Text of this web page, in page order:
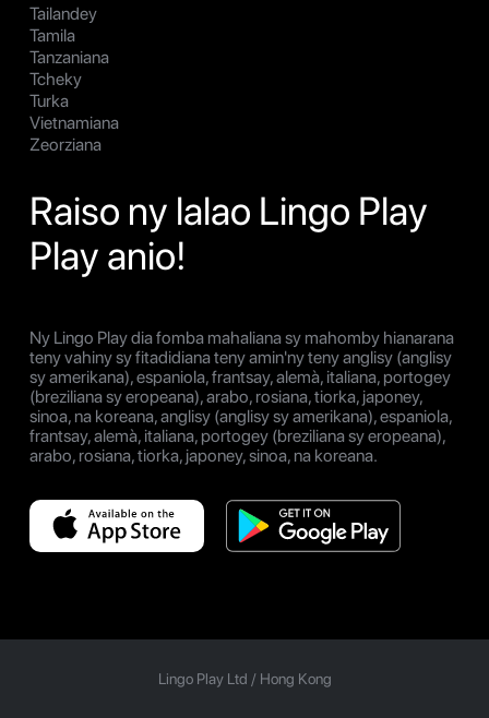
Tailandey
Tamila
Tanzaniana
Tcheky
Turka
Vietnamiana
Zeorziana
Raiso ny lalao Lingo Play
Play anio!
Ny Lingo Play dia fomba mahaliana sy mahomby hianarana
teny vahiny sy fitadidiana teny amin'ny teny anglisy (anglisy
sy amerikana), espaniola, frantsay, alemà, italiana, portogey
(breziliana sy eropeana), arabo, rosiana, tiorka, japoney,
sinoa, na koreana, anglisy (anglisy sy amerikana), espaniola,
frantsay, alemà, italiana, portogey (breziliana sy eropeana),
arabo, rosiana, tiorka, japoney, sinoa, na koreana.
Lingo Play Ltd / Hong Kong